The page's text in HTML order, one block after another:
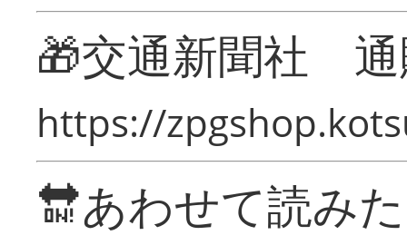
🎁交通新聞社
https://
🔛あわせて読み